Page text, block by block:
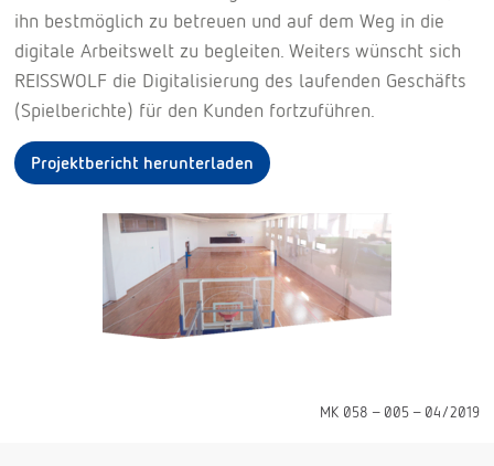
ihn bestmöglich zu betreuen und auf dem Weg in die
digitale Arbeitswelt zu begleiten. Weiters wünscht sich
REISSWOLF die Digitalisierung des laufenden Geschäfts
(Spielberichte) für den Kunden fortzuführen.
Projektbericht herunterladen
MK 058 - 005 - 04/2019